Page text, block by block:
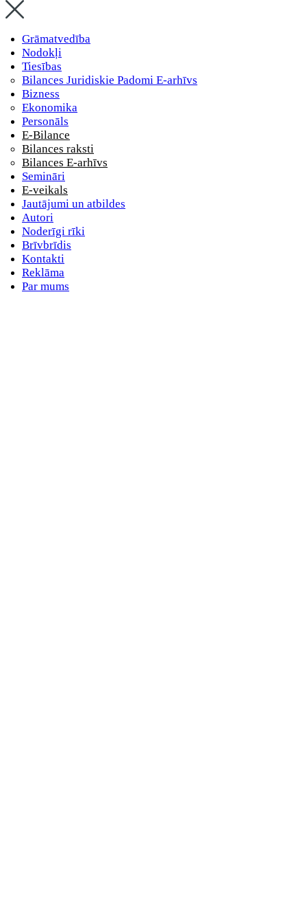
Grāmatvedība
Nodokļi
Tiesības
Bilances Juridiskie Padomi E-arhīvs
Bizness
Ekonomika
Personāls
E-Bilance
Bilances raksti
Bilances E-arhīvs
Semināri
E-veikals
Jautājumi un atbildes
Autori
Noderīgi rīki
Brīvbrīdis
Kontakti
Reklāma
Par mums